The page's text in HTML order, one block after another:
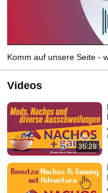
Komm auf unsere Seite -
Videos
35:29